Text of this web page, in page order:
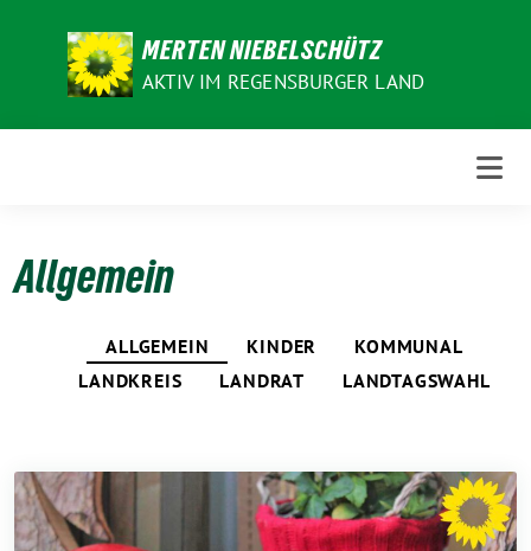
MERTEN NIEBELSCHÜTZ
AKTIV IM REGENSBURGER LAND
Allgemein
ALLGEMEIN KINDER
KOMMUNAL
LANDKREIS
LANDRAT LANDTAGSWAHL